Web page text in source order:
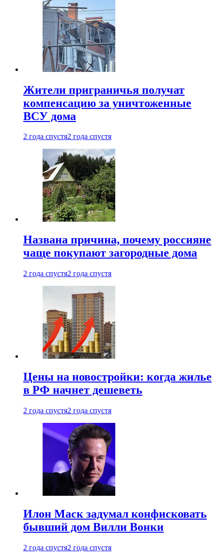
Жители приграничья получат
компенсацию за уничтоженные
ВСУ дома
2 года спустя2 года спустя
Названа причина, почему россияне
чаще покупают загородные дома
2 года спустя2 года спустя
Цены на новостройки: когда жилье
в РФ начнет дешеветь
2 года спустя2 года спустя
Илон Маск задумал конфисковать
бывший дом Вилли Вонки
2 года спустя2 года спустя